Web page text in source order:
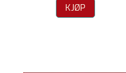
KJØP